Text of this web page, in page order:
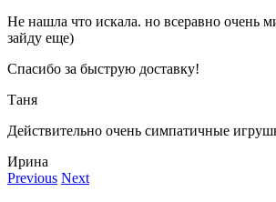
Не нашла что искала. но всеравно очень
зайду еще)
Спасибо за быструю доставку!
Таня
Действительно очень симпатичные
Ирина
Previous Next